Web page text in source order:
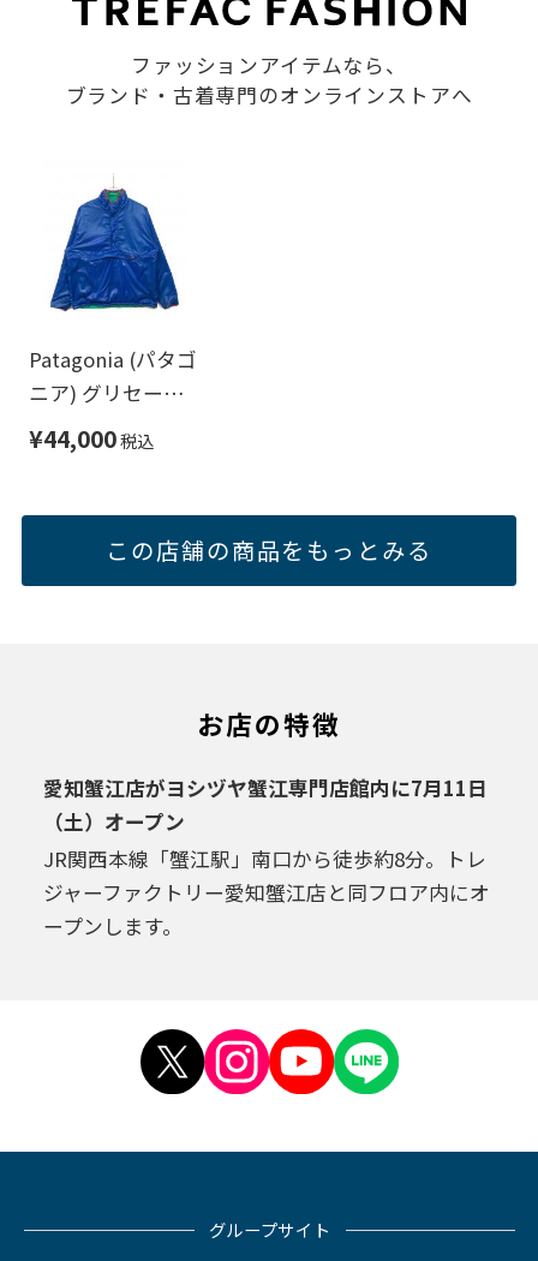
ファッションアイテムなら、
ブランド・古着専門のオンラインストアへ
Patagonia (パタゴ
ニア) グリセード
プルオーバー ブル
ー×グリーン サイ
¥44,000税込
この店舗の商品をもっとみる
お店の特徴
愛知蟹江店がヨシヅヤ蟹江専門店館内に7月11日
（土）オープン
JR関西本線「蟹江駅」南口から徒歩約8分。トレ
ジャーファクトリー愛知蟹江店と同フロア内にオ
ープンします。
グループサイト